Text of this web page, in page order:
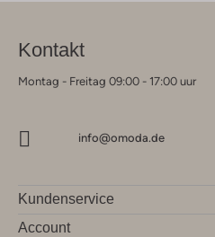
Kontakt
Montag - Freitag 09:00 - 17:00 uur
info@omoda.de
Kundenservice
Account